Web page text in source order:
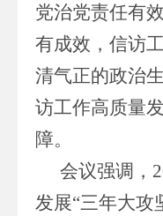
党治党责任有
有成效，信访
清气正的政治
访工作高质量
障。
会议强调，
发展“三年大攻